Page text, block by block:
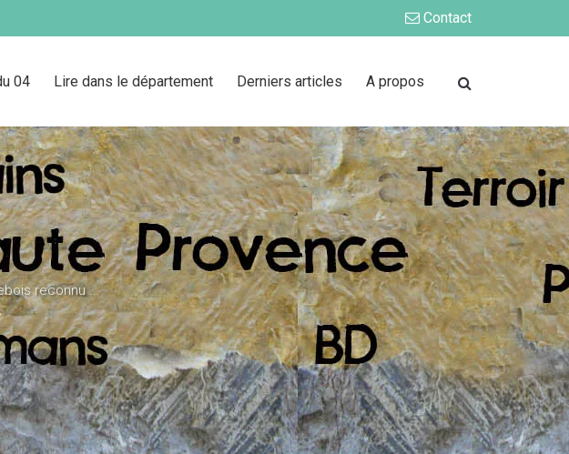
Contact
04 Lire dans le département Derniers articles A propos
reconnu ...